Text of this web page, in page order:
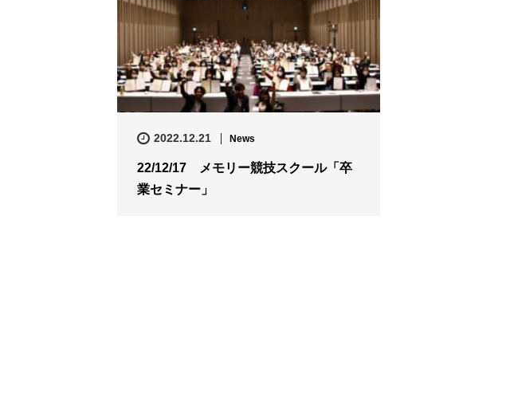
2022.12.21 News
22/12/17 メモリー競技スクール「卒
業セミナー」